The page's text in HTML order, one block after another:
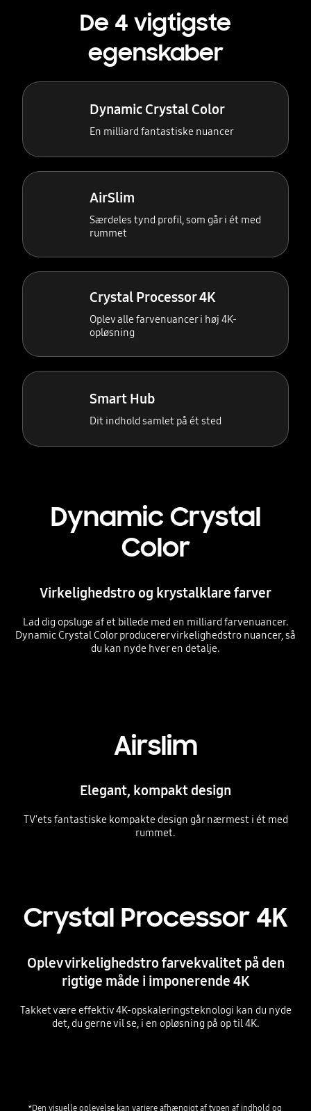
De 4 vigtigste
egenskaber
Dynamic Crystal Color
En milliard fantastiske nuancer
AirSlim
Særdeles tynd profil, som går i ét med
rummet
Crystal Processor 4K
Oplev alle farvenuancer i høj 4K-
opløsning
Smart Hub
Dit indhold samlet på ét sted
Dynamic Crystal
Color
Virkelighedstro og krystalklare farver
Lad dig opsluge af et billede med en milliard farvenuancer.
Dynamic Crystal Color producerer virkelighedstro nuancer, så
du kan nyde hver en detalje.
Airslim
Elegant, kompakt design
TV'ets fantastiske kompakte design går nærmest i ét med
rummet.
Crystal Processor 4K
Oplev virkelighedstro farvekvalitet på den
rigtige måde i imponerende 4K
Takket være effektiv 4K-opskaleringsteknologi kan du nyde
det, du gerne vil se, i en opløsning på op til 4K.
*Den visuelle oplevelse kan variere afhængigt af typen af indhold og